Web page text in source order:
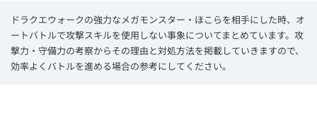
ドラクエウォークの強力なメガモンスター・ほこらを相手にした時、オ
ートバトルで攻撃スキルを使用しない事象についてまとめています。攻
撃力・守備力の考察からその理由と対処方法を掲載していきますので、
効率よくバトルを進める場合の参考にしてください。